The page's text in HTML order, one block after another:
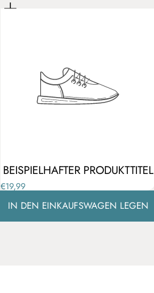
BEISPIELHAFTER PRODUKTTITEL
€19,99
IN DEN EINKAUFSWAGEN LEGEN